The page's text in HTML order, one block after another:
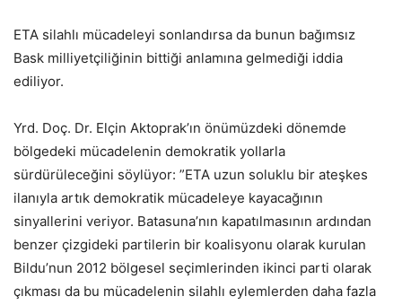
ETA silahlı mücadeleyi sonlandırsa da bunun bağımsız
Bask milliyetçiliğinin bittiği anlamına gelmediği iddia
ediliyor.
Yrd. Doç. Dr. Elçin Aktoprak’ın önümüzdeki dönemde
bölgedeki mücadelenin demokratik yollarla
sürdürüleceğini söylüyor: ”ETA uzun soluklu bir ateşkes
ilanıyla artık demokratik mücadeleye kayacağının
sinyallerini veriyor. Batasuna’nın kapatılmasının ardından
benzer çizgideki partilerin bir koalisyonu olarak kurulan
Bildu’nun 2012 bölgesel seçimlerinden ikinci parti olarak
çıkması da bu mücadelenin silahlı eylemlerden daha fazla